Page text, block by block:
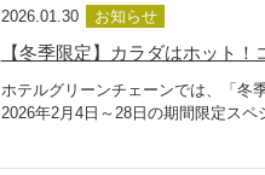
2026.01.30 お知らせ
【冬季限定】カラダはホット
ホテルグリーンチェーンでは、「冬
2026年2月4日～28日の期間限定ス